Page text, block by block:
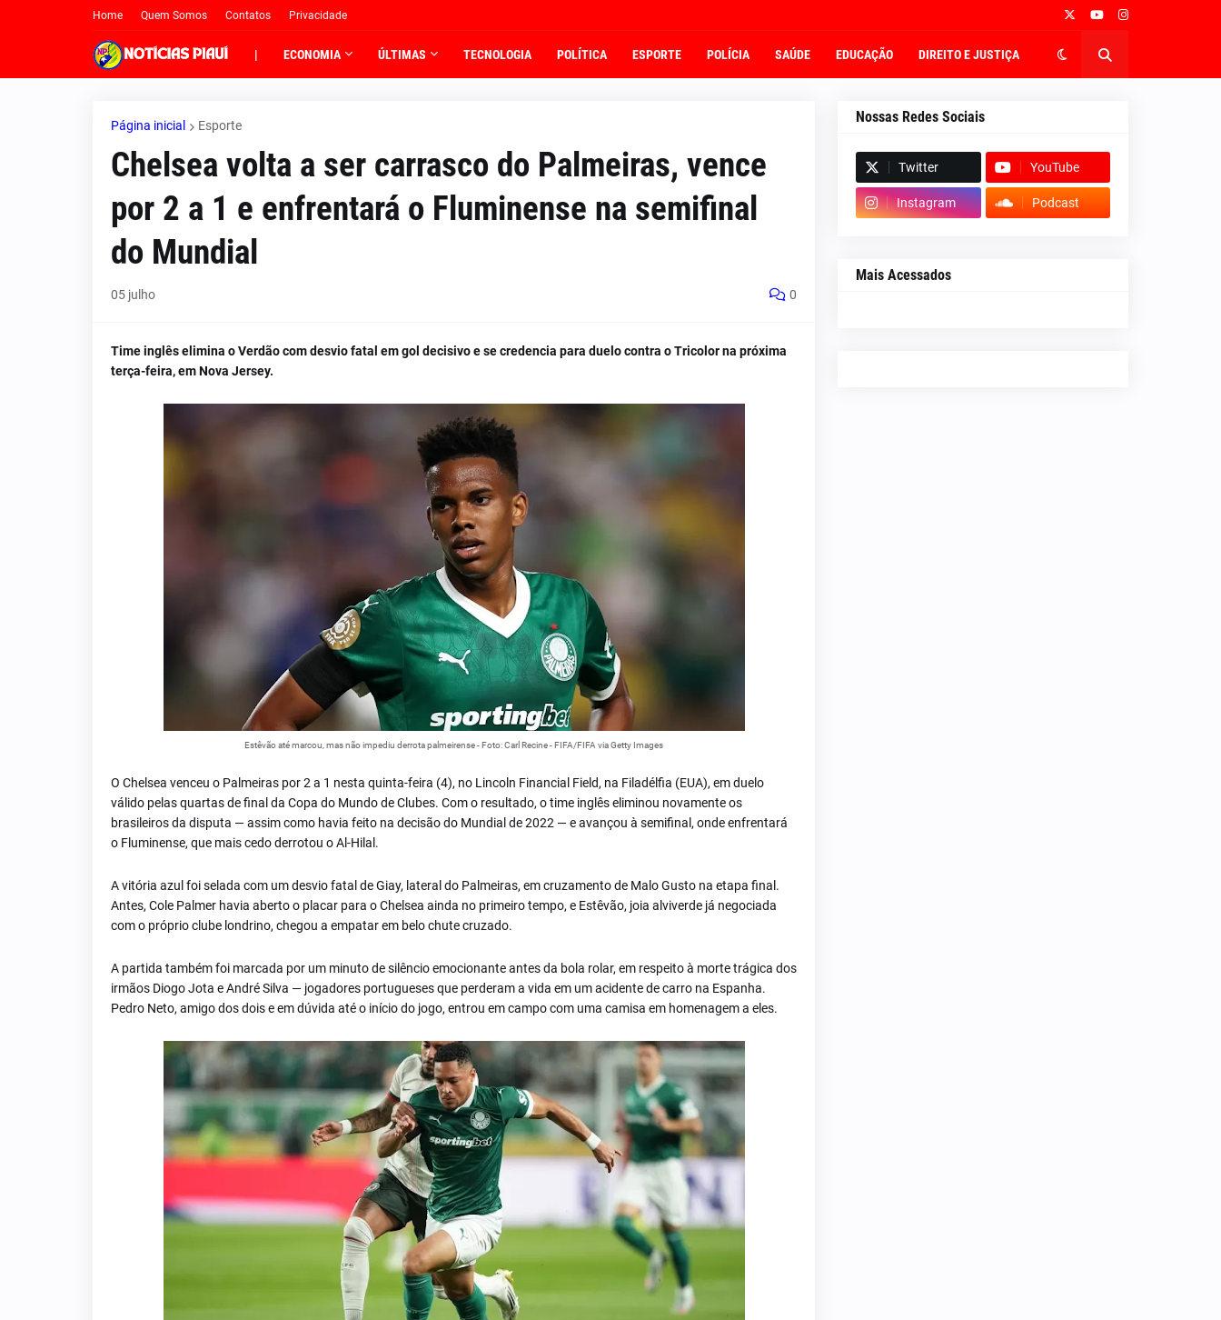
Home Quem Somos Contatos Privacidade
| ECONOMIA ÚLTIMAS TECNOLOGIA POLÍTICA ESPORTE POLÍCIA SAÚDE EDUCAÇÃO DIREITO E JUSTIÇA
Página inicial Esporte
Chelsea volta a ser carrasco do Palmeiras, vence
por 2 a 1 e enfrentará o Fluminense na semifinal
do Mundial
05 julho 0
Time inglês elimina o Verdão com desvio fatal em gol decisivo e se credencia para duelo contra o Tricolor na próxima
terça-feira, em Nova Jersey.
Estêvão até marcou, mas não impediu derrota palmeirense - Foto: Carl Recine - FIFA/FIFA via Getty Images
O Chelsea venceu o Palmeiras por 2 a 1 nesta quinta-feira (4), no Lincoln Financial Field, na Filadélfia (EUA), em duelo
válido pelas quartas de final da Copa do Mundo de Clubes. Com o resultado, o time inglês eliminou novamente os
brasileiros da disputa — assim como havia feito na decisão do Mundial de 2022 — e avançou à semifinal, onde enfrentará
o Fluminense, que mais cedo derrotou o Al-Hilal.
A vitória azul foi selada com um desvio fatal de Giay, lateral do Palmeiras, em cruzamento de Malo Gusto na etapa final.
Antes, Cole Palmer havia aberto o placar para o Chelsea ainda no primeiro tempo, e Estêvão, joia alviverde já negociada
com o próprio clube londrino, chegou a empatar em belo chute cruzado.
A partida também foi marcada por um minuto de silêncio emocionante antes da bola rolar, em respeito à morte trágica dos
irmãos Diogo Jota e André Silva — jogadores portugueses que perderam a vida em um acidente de carro na Espanha.
Pedro Neto, amigo dos dois e em dúvida até o início do jogo, entrou em campo com uma camisa em homenagem a eles.
Nossas Redes Sociais
Twitter YouTube
Instagram Podcast
Mais Acessados